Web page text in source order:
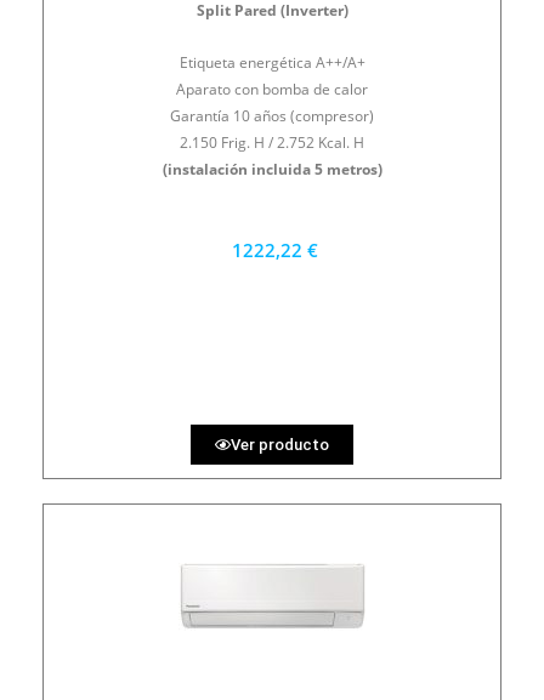
Split Pared (Inverter)
Etiqueta energética A++/A+
Aparato con bomba de calor
Garantía 10 años (compresor)
2.150 Frig. H / 2.752 Kcal. H
(instalación incluida 5 metros)
1222,22 €
Ver producto